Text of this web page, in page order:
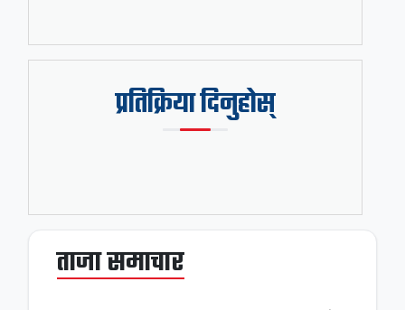
प्रतिक्रिया दिनुहोस्
ताजा समाचार